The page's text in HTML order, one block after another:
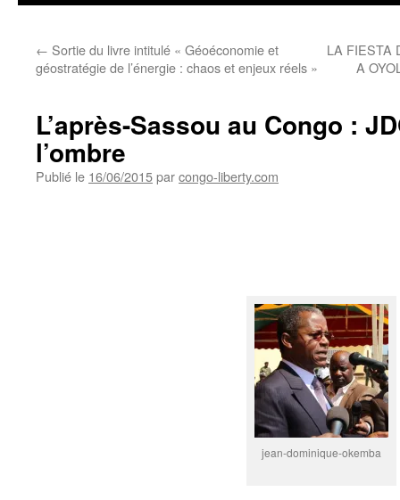
← Sortie du livre intitulé « Géoéconomie et
géostratégie de l’énergie : chaos et enjeux réels »
LA FIESTA
A
L’après-Sassou au Congo :
l’ombre
Publié le 16/06/2015parcongo-liberty.com
jean-dominique-okemba